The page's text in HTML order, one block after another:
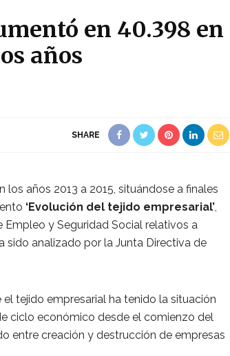
en 40.398 en
años
SHARE
años 2013 a 2015, situándose a finales
‘Evolución del tejido empresarial’,
y Seguridad Social relativos a
sido analizado por la Junta Directiva de
tejido empresarial ha tenido la situación
ciclo económico desde el comienzo del
entre creación y destrucción de empresas